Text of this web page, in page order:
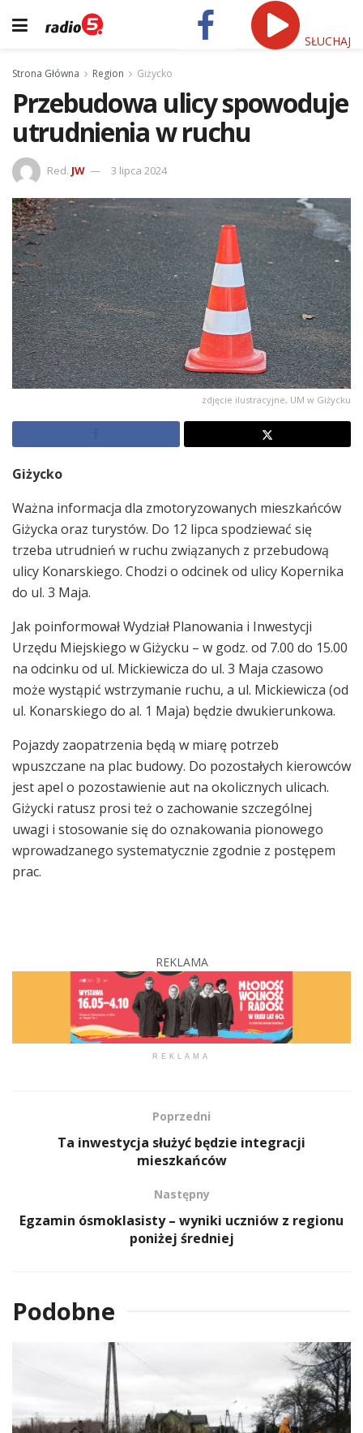
SŁUCHAJ
Strona Główna Region Giżycko
Przebudowa ulicy spowoduje
utrudnienia w ruchu
Red. JW 3 lipca 2024
zdjęcie ilustracyjne, UM w Giżycku
Giżycko
Ważna informacja dla zmotoryzowanych mieszkańców
Giżycka oraz turystów. Do 12 lipca spodziewać się
trzeba utrudnień w ruchu związanych z przebudową
ulicy Konarskiego. Chodzi o odcinek od ulicy Kopernika
do ul. 3 Maja.
Jak poinformował Wydział Planowania i Inwestycji
Urzędu Miejskiego w Giżycku – w godz. od 7.00 do 15.00
na odcinku od ul. Mickiewicza do ul. 3 Maja czasowo
może wystąpić wstrzymanie ruchu, a ul. Mickiewicza (od
ul. Konarskiego do al. 1 Maja) będzie dwukierunkowa.
Pojazdy zaopatrzenia będą w miarę potrzeb
wpuszczane na plac budowy. Do pozostałych kierowców
jest apel o pozostawienie aut na okolicznych ulicach.
Giżycki ratusz prosi też o zachowanie szczególnej
uwagi i stosowanie się do oznakowania pionowego
wprowadzanego systematycznie zgodnie z postępem
prac.
REKLAMA
REKLAMA
Poprzedni
Ta inwestycja służyć będzie integracji
mieszkańców
Następny
Egzamin ósmoklasisty – wyniki uczniów z regionu
poniżej średniej
Podobne